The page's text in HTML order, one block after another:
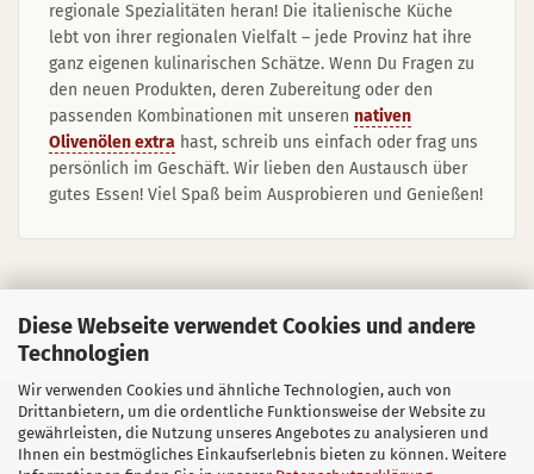
Diese Webseite verwendet Cookies und andere
Technologien
Wir verwenden Cookies und ähnliche Technologien, auch von
Drittanbietern, um die ordentliche Funktionsweise der Website zu
gewährleisten, die Nutzung unseres Angebotes zu analysieren und
Ihnen ein bestmögliches Einkaufserlebnis bieten zu können. Weitere
regionale Spezialitäten heran! Die italienische Küche
lebt von ihrer regionalen Vielfalt – jede Provinz hat ihre
ganz eigenen kulinarischen Schätze. Wenn Du Fragen zu
den neuen Produkten, deren Zubereitung oder den
passenden Kombinationen mit unseren nativen
Olivenölen extra hast, schreib uns einfach oder frag uns
persönlich im Geschäft. Wir lieben den Austausch über
gutes Essen! Viel Spaß beim Ausprobieren und Genießen!
Sitzung unterbrochen Impressum
Kontakt
Versand- & Zahlungsbedingungen